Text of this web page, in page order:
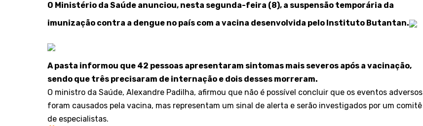
O Ministério da Saúde anunciou, nesta segunda-feira (8), a suspensão temporária da
imunização contra a dengue no país com a vacina desenvolvida pelo Instituto Butantan.
A pasta informou que 42 pessoas apresentaram sintomas mais severos após a vacinação,
sendo que três precisaram de internação e dois desses morreram.
O ministro da Saúde, Alexandre Padilha, afirmou que não é possível concluir que os eventos adversos
foram causados pela vacina, mas representam um sinal de alerta e serão investigados por um comitê
de especialistas.